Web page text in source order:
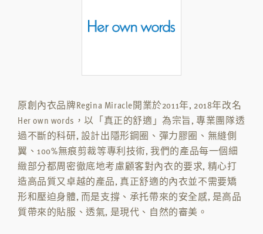
原創內衣品牌Regina Miracle開業於2011年, 2018年改名
Her own words，以「真正的舒適」為宗旨, 專業團隊透
過不斷的科研, 設計出隱形鋼圈、彈力膠圈、無縫側
翼、100%無痕剪裁等專利技術, 我們的產品每一個細
緻部分都周密徹底地考慮顧客對內衣的要求, 精心打
造高品質又卓越的產品, 真正舒適的內衣並不需要矯
形和壓迫身體, 而是支撐、承托帶來的安全感, 是高品
質帶來的貼服、透氣, 是現代、自然的審美。